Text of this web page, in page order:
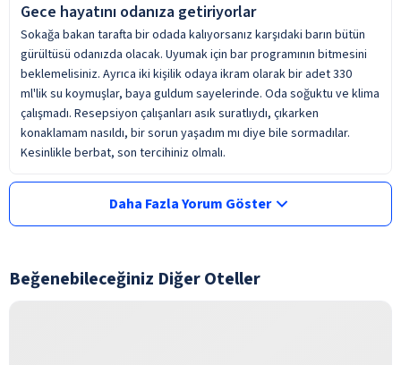
Gece hayatını odanıza getiriyorlar
Sokağa bakan tarafta bir odada kalıyorsanız karşıdaki barın bütün
gürültüsü odanızda olacak. Uyumak için bar programının bitmesini
beklemelisiniz. Ayrıca iki kişilik odaya ikram olarak bir adet 330
ml'lik su koymuşlar, baya guldum sayelerinde. Oda soğuktu ve klima
çalışmadı. Resepsiyon çalışanları asık suratlıydı, çıkarken
konaklamam nasıldı, bir sorun yaşadım mı diye bile sormadılar.
Kesinlikle berbat, son tercihiniz olmalı.
Daha Fazla Yorum Göster
Beğenebileceğiniz Diğer Oteller